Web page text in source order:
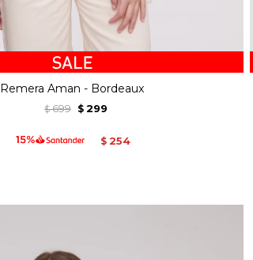
Remera Aman - Bordeaux
$ 699 $ 299
$ 254